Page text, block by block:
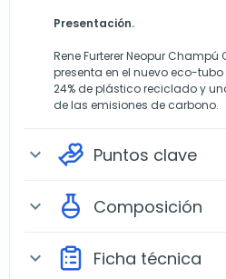
Presentación.
Rene Furterer Neopur
presenta en el nuevo eco-tubo
24% de plástico reciclado y
de las emisiones de carbono.
expand_more Puntos clave
expand_more Composición
expand_more Ficha técnica